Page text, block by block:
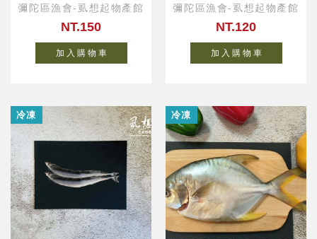
彌陀區漁會-虱想起物產館
NT.150
加 入 購 物 車
彌陀區漁會-虱想起物產館
NT.120
加 入 購 物 車
冷凍 冷凍